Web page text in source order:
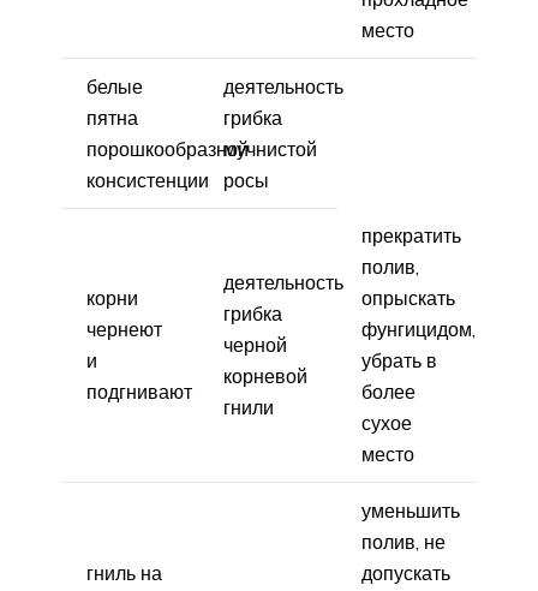
место
белые
пятна
порошкообразной
консистенции
деятельность
грибка
мучнистой
росы
корни
чернеют
и
подгнивают
деятельность
грибка
черной
корневой
гнили
прекратить
полив,
опрыскать
фунгицидом,
убрать в
более
сухое
место
гниль на
уменьшить
полив, не
допускать